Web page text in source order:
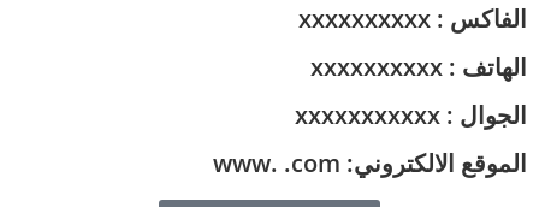
الفاكس : xxxxxxxxxx
الهاتف : xxxxxxxxxx
الجوال : xxxxxxxxxxx
الموقع الالكتروني: www. .com